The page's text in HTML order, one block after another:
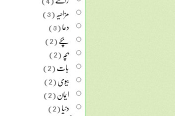
مزاحیہ(3)
دعا(3)
بچے(2)
بچہ(2)
بات(2)
بیوی(2)
ایمان(2)
دنیا(2)